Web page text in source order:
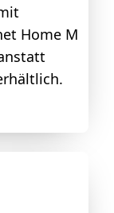
Home M